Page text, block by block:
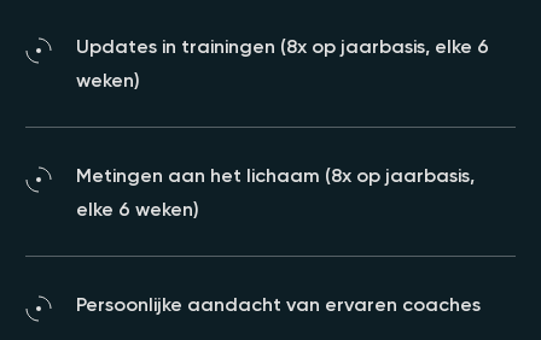
Updates in trainingen (8x op jaarbasis, elke 6
weken)
Metingen aan het lichaam (8x op jaarbasis,
elke 6 weken)
Persoonlijke aandacht van ervaren coaches